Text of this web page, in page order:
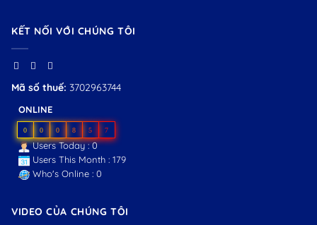
KẾT NỐI VỚI CHÚNG TÔI
Mã số thuế: 3702963744
ONLINE
0 0 0 8 5 7
Users Today : 0
Users This Month : 179
Who's Online : 0
VIDEO CỦA CHÚNG TÔI